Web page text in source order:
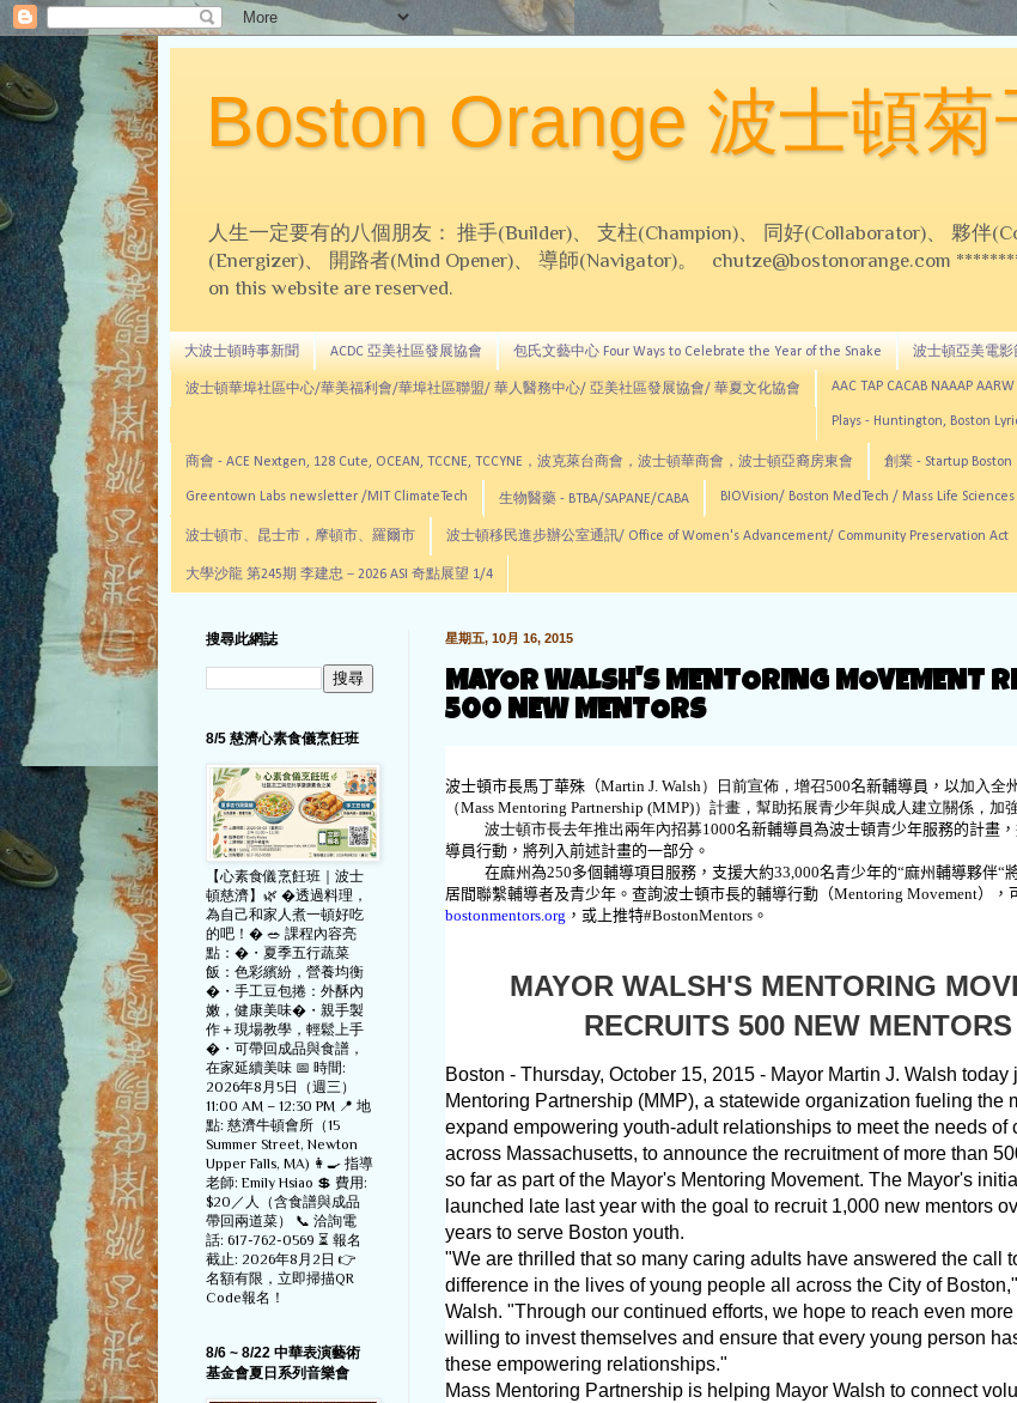
Boston Orange 波士頓菊
人生一定要有的八個朋友： 推手(Builder)、 支柱(Champion)、 同好(Collaborator)、 夥伴
(Energizer)、 開路者(Mind Opener)、 導師(Navigator)。 chutze@bostonorange.com
on this website are reserved.
大波士頓時事新聞 ACDC 亞美社區發展協會 包氏文藝中心 Four Ways to Celebrate the Year of the Snake 波士頓亞美電
波士頓華埠社區中心/華美福利會/華埠社區聯盟/ 華人醫務中心/ 亞美社區發展協會/ 華夏文化協會 AAC TAP CACAB NAAAP
Plays - Huntington, Boston
商會 - ACE Nextgen, 128 Cute, OCEAN, TCCNE, TCCYNE，波克萊台商會，波士頓華商會，波士頓亞裔房東會 創業 - Startup Boston
Greentown Labs newsletter /MIT ClimateTech 生物醫藥 - BTBA/SAPANE/CABA BIOVision/ Boston MedTech / Mass Life Sciences
波士頓市、昆士市，摩頓市、羅爾市 波士頓移民進步辦公室通訊/ Office of Women's Advancement/ Community Preservation Act
大學沙龍 第245期 李建忠－2026 ASI 奇點展望 1/4
星期五, 10月 16, 2015
MAYOR WALSH'S MENTORING MOVEMENT
500 NEW MENTORS
波士頓市長馬丁華殊（Martin J. Walsh）日前宣佈，增召500名新輔導員，以加入全
（Mass Mentoring Partnership (MMP)）計畫，幫助拓展青少年與成人建立關係，加
波士頓市長去年推出兩年內招募1000名新輔導員為波士頓青少年服務的計畫
導員行動，將列入前述計畫的一部分。
在麻州為250多個輔導項目服務，支援大約33,000名青少年的“麻州輔導夥伴“
居間聯繫輔導者及青少年。查詢波士頓市長的輔導行動（Mentoring Movement），
bostonmentors.org ，或上推特#BostonMentors 。
MAYOR WALSH'S MENTORING
RECRUITS 500 NEW MENTORS
Boston - Thursday, October 15, 2015 - Mayor Martin J. Walsh today
Mentoring Partnership (MMP), a statewide organization fueling the
expand empowering youth-adult relationships to meet the needs of
across Massachusetts, to announce the recruitment of more than
so far as part of the Mayor's Mentoring Movement. The Mayor's
launched late last year with the goal to recruit 1,000 new mentors
years to serve Boston youth.
"We are thrilled that so many caring adults have answered the call
difference in the lives of young people all across the City of
Walsh. "Through our continued efforts, we hope to reach even
willing to invest themselves and ensure that every young person
these empowering relationships."
Mass Mentoring Partnership is helping Mayor Walsh to connect
搜尋此網誌
8/5 慈濟心素食儀烹飪班
【心素食儀烹飪班｜波士
頓慈濟】🌿 �透過料理，
為自己和家人煮一頓好吃
的吧！� 🥗 課程內容亮
點：�・夏季五行蔬菜
飯：色彩繽紛，營養均衡
�・手工豆包捲：外酥內
嫩，健康美味�・親手製
作＋現場教學，輕鬆上手
�・可帶回成品與食譜，
在家延續美味 📅 時間:
2026年8月5日（週三）
11:00 AM – 12:30 PM 📍 地
點: 慈濟牛頓會所（15
Summer Street, Newton
Upper Falls, MA) 👩‍🍳 指導
老師: Emily Hsiao 💲 費用:
$20／人（含食譜與成品
帶回兩道菜） 📞 洽詢電
話: 617-762-0569 ⏳ 報名
截止: 2026年8月2日 👉
名額有限，立即掃描QR
Code報名！
8/6 ~ 8/22 中華表演藝術
基金會夏日系列音樂會